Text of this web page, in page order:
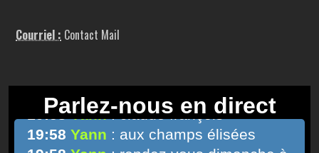
Courriel : Contact Mail